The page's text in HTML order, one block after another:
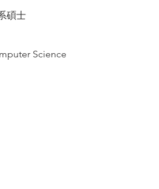
碩士
Science